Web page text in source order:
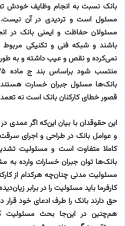
بانک نسبت به انجام وظایف خودش
مسئول است و تردیدی در آن نیست.
مسئولان حفاظت و ایمنی بانک در
باشند و شبکه فنی و تکنیکی
نمی‌کرده و نقص و عیب داشته و به
بانک‌ها مسئول جبران خسارت
قصور خطای کارکنان بانک است نه تعمد
این حقوقدان با بیان این‌که اگر عمدی
و عوامل بانک در طراحی و اجرای
کاملا متفاوت است و مسئولیت
بانک‌ها توان جبران خسارات وارده به
مسئولیت مدنی چنان‌چه هرکدام از
کارفرما باید مسئولیت را در برابر
حق دارند بانک را طرف ادعای خود
هم‌چنین در این‌جا بحث مسئولیت